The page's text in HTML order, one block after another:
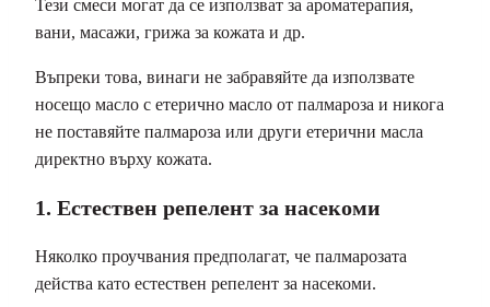
Тези смеси могат да се използват за ароматерапия,
вани, масажи, грижа за кожата и др.
Въпреки това, винаги не забравяйте да използвате
носещо масло с етерично масло от палмароза и никога
не поставяйте палмароза или други етерични масла
директно върху кожата.
1. Естествен репелент за насекоми
Няколко проучвания предполагат, че палмарозата
действа като естествен репелент за насекоми.